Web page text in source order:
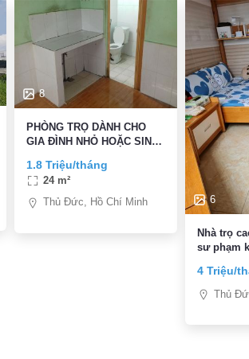
8
PHÒNG TRỌ DÀNH CHO
GIA ĐÌNH NHỎ HOẶC SINH
1.8 Triệu/tháng
24 m²
Thủ Đức, Hồ Chí Minh
6
Nhà trọ
sư phạm
làng đại
4 Triệu/
Thủ